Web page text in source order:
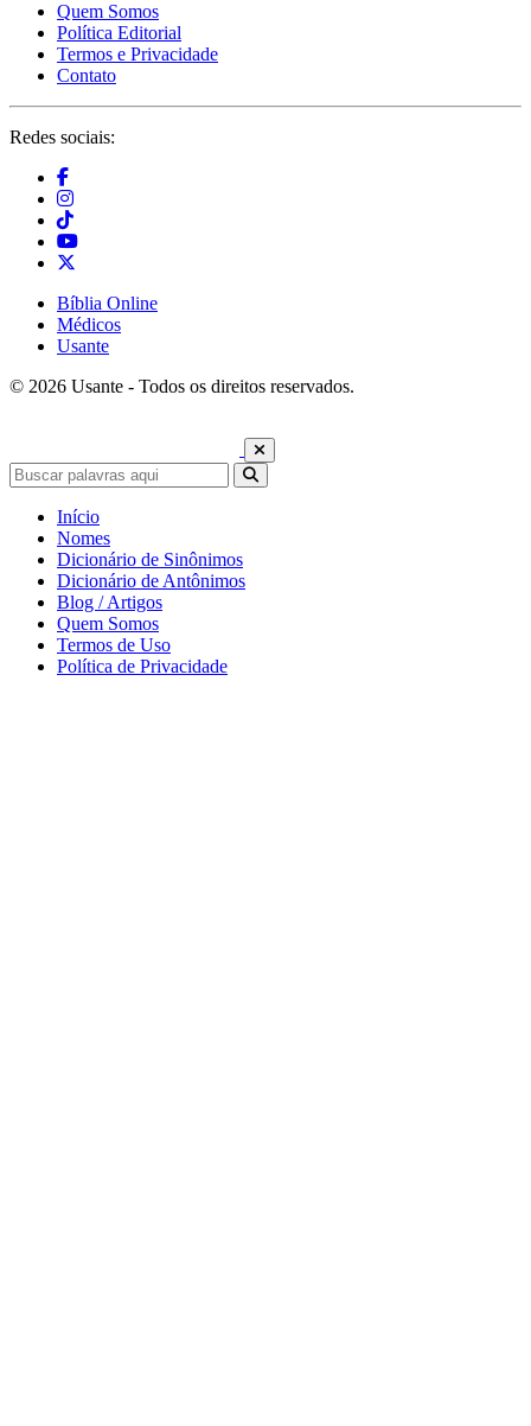
Quem Somos
Política Editorial
Termos e Privacidade
Contato
Redes sociais:
Bíblia Online
Médicos
Usante
© 2026 Usante - Todos os direitos reservados.
Início
Nomes
Dicionário de Sinônimos
Dicionário de Antônimos
Blog / Artigos
Quem Somos
Termos de Uso
Política de Privacidade